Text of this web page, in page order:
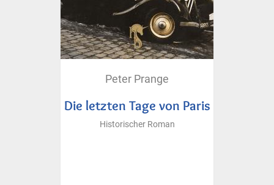
Peter Prange
Die letzten Tage von Paris
Historischer Roman